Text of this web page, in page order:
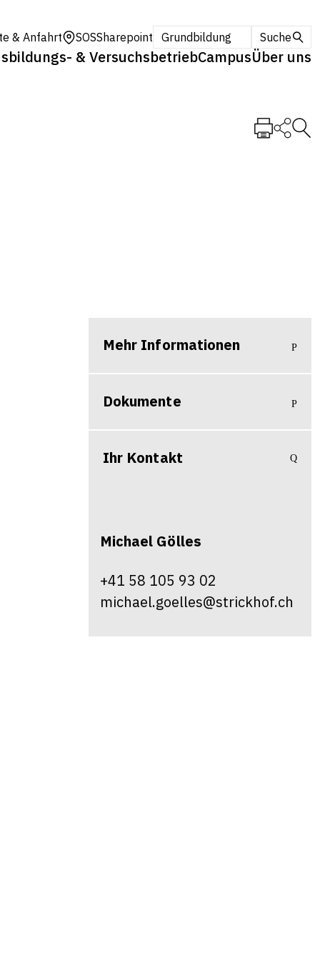
& Anfahrt SOSSharepoint Grundbildung Suche
& VersuchsbetriebCampusÜber uns
Mehr Informationen
Dokumente
Ihr Kontakt
Michael Gölles
+41 58 105 93 02
michael.goelles@strickhof.ch